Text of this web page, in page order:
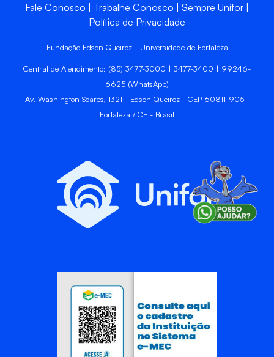
Fale Conosco Trabalhe Conosco
Sempre Unifor
Política de Privacidade
Fundação Edson Queiroz | Universidade de Fortaleza
Central de Atendimento: (85) 3477-3000 | 3477-3400 | 99246-
6625 (WhatsApp)
Av. Washington Soares, 1321 - Edson Queiroz - CEP 60811-905 -
Fortaleza / CE - Brasil